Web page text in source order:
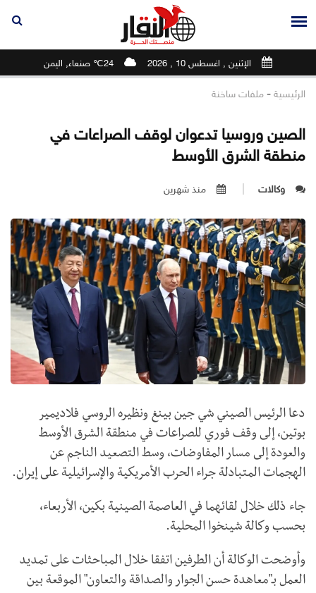
الإثنين , اغسطس 10 , 2026 24℃ صنعاء, اليمن
الرئيسية - ملفات ساخنة
الصين وروسيا تدعوان لوقف الصراعات في
منطقة الشرق الأوسط
وكالات منذ شهرين
دعا الرئيس الصيني شي جين بينغ ونظيره الروسي فلاديمير
بوتين، إلى وقف فوري للصراعات في منطقة الشرق الأوسط
والعودة إلى مسار المفاوضات، وسط التصعيد الناجم عن
الهجمات المتبادلة جراء الحرب الأمريكية والإسرائيلية على إيران.
جاء ذلك خلال لقائهما في العاصمة الصينية بكين، الأربعاء،
بحسب وكالة شينخوا المحلية.
وأوضحت الوكالة أن الطرفين اتفقا خلال المباحثات على تمديد
العمل بـ"معاهدة حسن الجوار والصداقة والتعاون" الموقعة بين